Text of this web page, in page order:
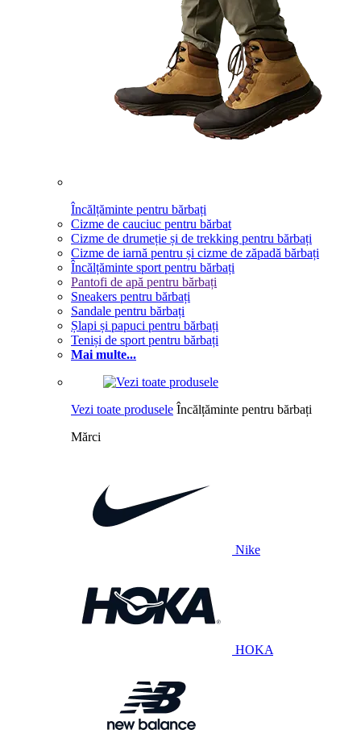
Încălțăminte pentru bărbați
Cizme de cauciuc pentru bărbat
Cizme de drumeție și de trekking pentru bărbați
Cizme de iarnă pentru și cizme de zăpadă bărbați
Încălțăminte sport pentru bărbați
Pantofi de apă pentru bărbați
Sneakers pentru bărbați
Sandale pentru bărbați
Șlapi și papuci pentru bărbați
Teniși de sport pentru bărbați
Mai multe...
Vezi toate produsele Încălțăminte pentru bărbați
Mărci
Nike
HOKA